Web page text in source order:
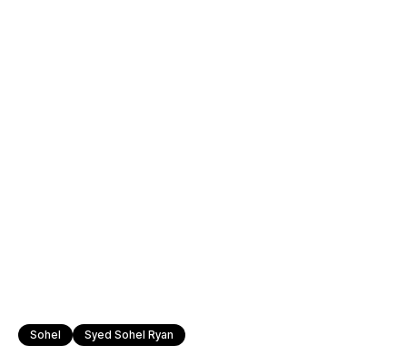
Sohel Syed Sohel Ryan